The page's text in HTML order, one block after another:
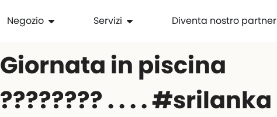
Negozio Servizi Diventa nostro partner
Giornata in piscina
️???????? . . . . #srilanka